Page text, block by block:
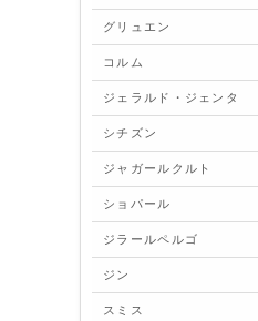
グリュエン
コルム
ジェラルド・ジェンタ
シチズン
ジャガールクルト
ショパール
ジラールペルゴ
ジン
スミス